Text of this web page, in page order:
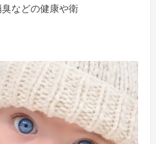
などの健康や衛